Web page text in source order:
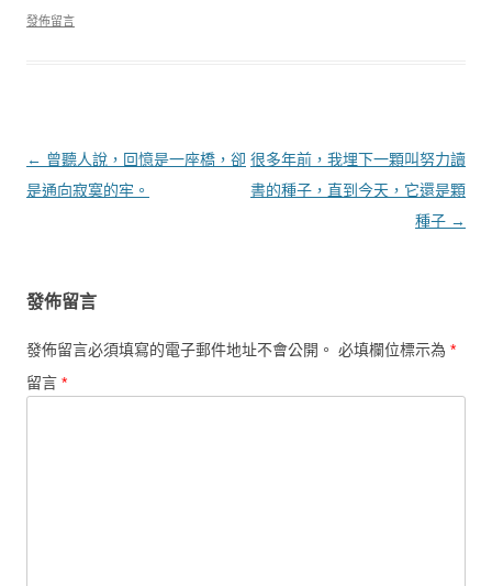
發佈留言
文章導覽
← 曾聽人說，回憶是一座橋，卻
是通向寂寞的牢。
很多年前，我埋下一顆叫努力讀
書的種子，直到今天，它還是顆
種子 →
發佈留言
發佈留言必須填寫的電子郵件地址不會公開。 必填欄位標示為 *
留言 *